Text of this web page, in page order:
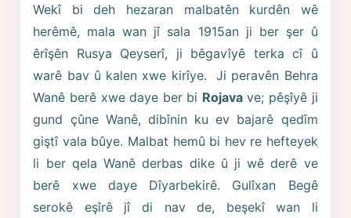
Wekî bi deh hezaran malbatên kurdên wê
herêmê, mala wan jî sala 1915an ji ber şer û
êrîşên Rusya Qeyserî, ji bêgavîyê terka cî û
warê bav û kalen xwe kirîye. Ji peravên Behra
Wanê berê xwe daye ber bi Rojavave; pêşîyê ji
gund çûne Wanê, dibînin ku ev bajarê qedîm
giştî vala bûye. Malbat hemû bi hev re hefteyek
li ber qela Wanê derbas dike û ji wê derê ve
berê xwe daye Dîyarbekirê. Gulîxan Begê
serokê eşîrê jî di nav de, beşekî wan li